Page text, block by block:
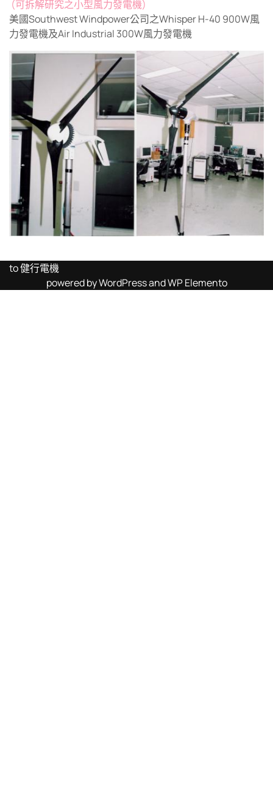
(可拆解研究之小型風力發電機)
美國Southwest Windpower公司之Whisper H-40 900W風
力發電機及Air Industrial 300W風力發電機
to 健行電機
powered by WordPress and WP Elemento